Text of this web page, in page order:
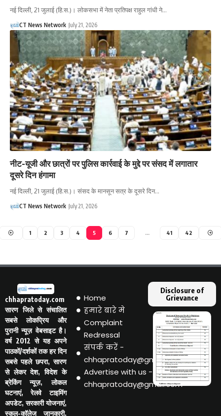
नई दिल्ली, 21 जुलाई (हि.स.)। लोकसभा में नेता प्रतिपक्ष राहुल गांधी ने…
CT News Network July 21, 2026
नीट-यूजी और छात्रों पर पुलिस कार्रवाई के मुद्दे पर संसद में लगातार
दूसरे दिन हंगामा
नई दिल्ली, 21 जुलाई (हि.स.)। संसद के मानसून सत्र के दूसरे दिन…
CT News Network July 21, 2026
1 2 3 4 5 6 7 … 41 42
chhapratoday.com
सारण जिले से संचालित
सबसे लोकप्रिय और
पुरानी न्यूज़ वेबसाइट है।
वर्ष 2012 से यह अपने
पाठकों/दर्शकों तक हर दिन
सबसे पहले छपरा, सारण
से लेकर देश, विदेश के
ब्रेकिंग न्यूज़, लोकल
घटनाएं, रेलवे टाइमिंग
अपडेट, सरकारी योजनाएं,
स्कूल-कॉलेज जानकारी,
Home
हमारे बारे मे
Complaint
Redressal
संपर्क करें -
chhapratoday@gmail.com
Advertise with us -
chhapratoday@gmail.com
Disclosure of
Grievance